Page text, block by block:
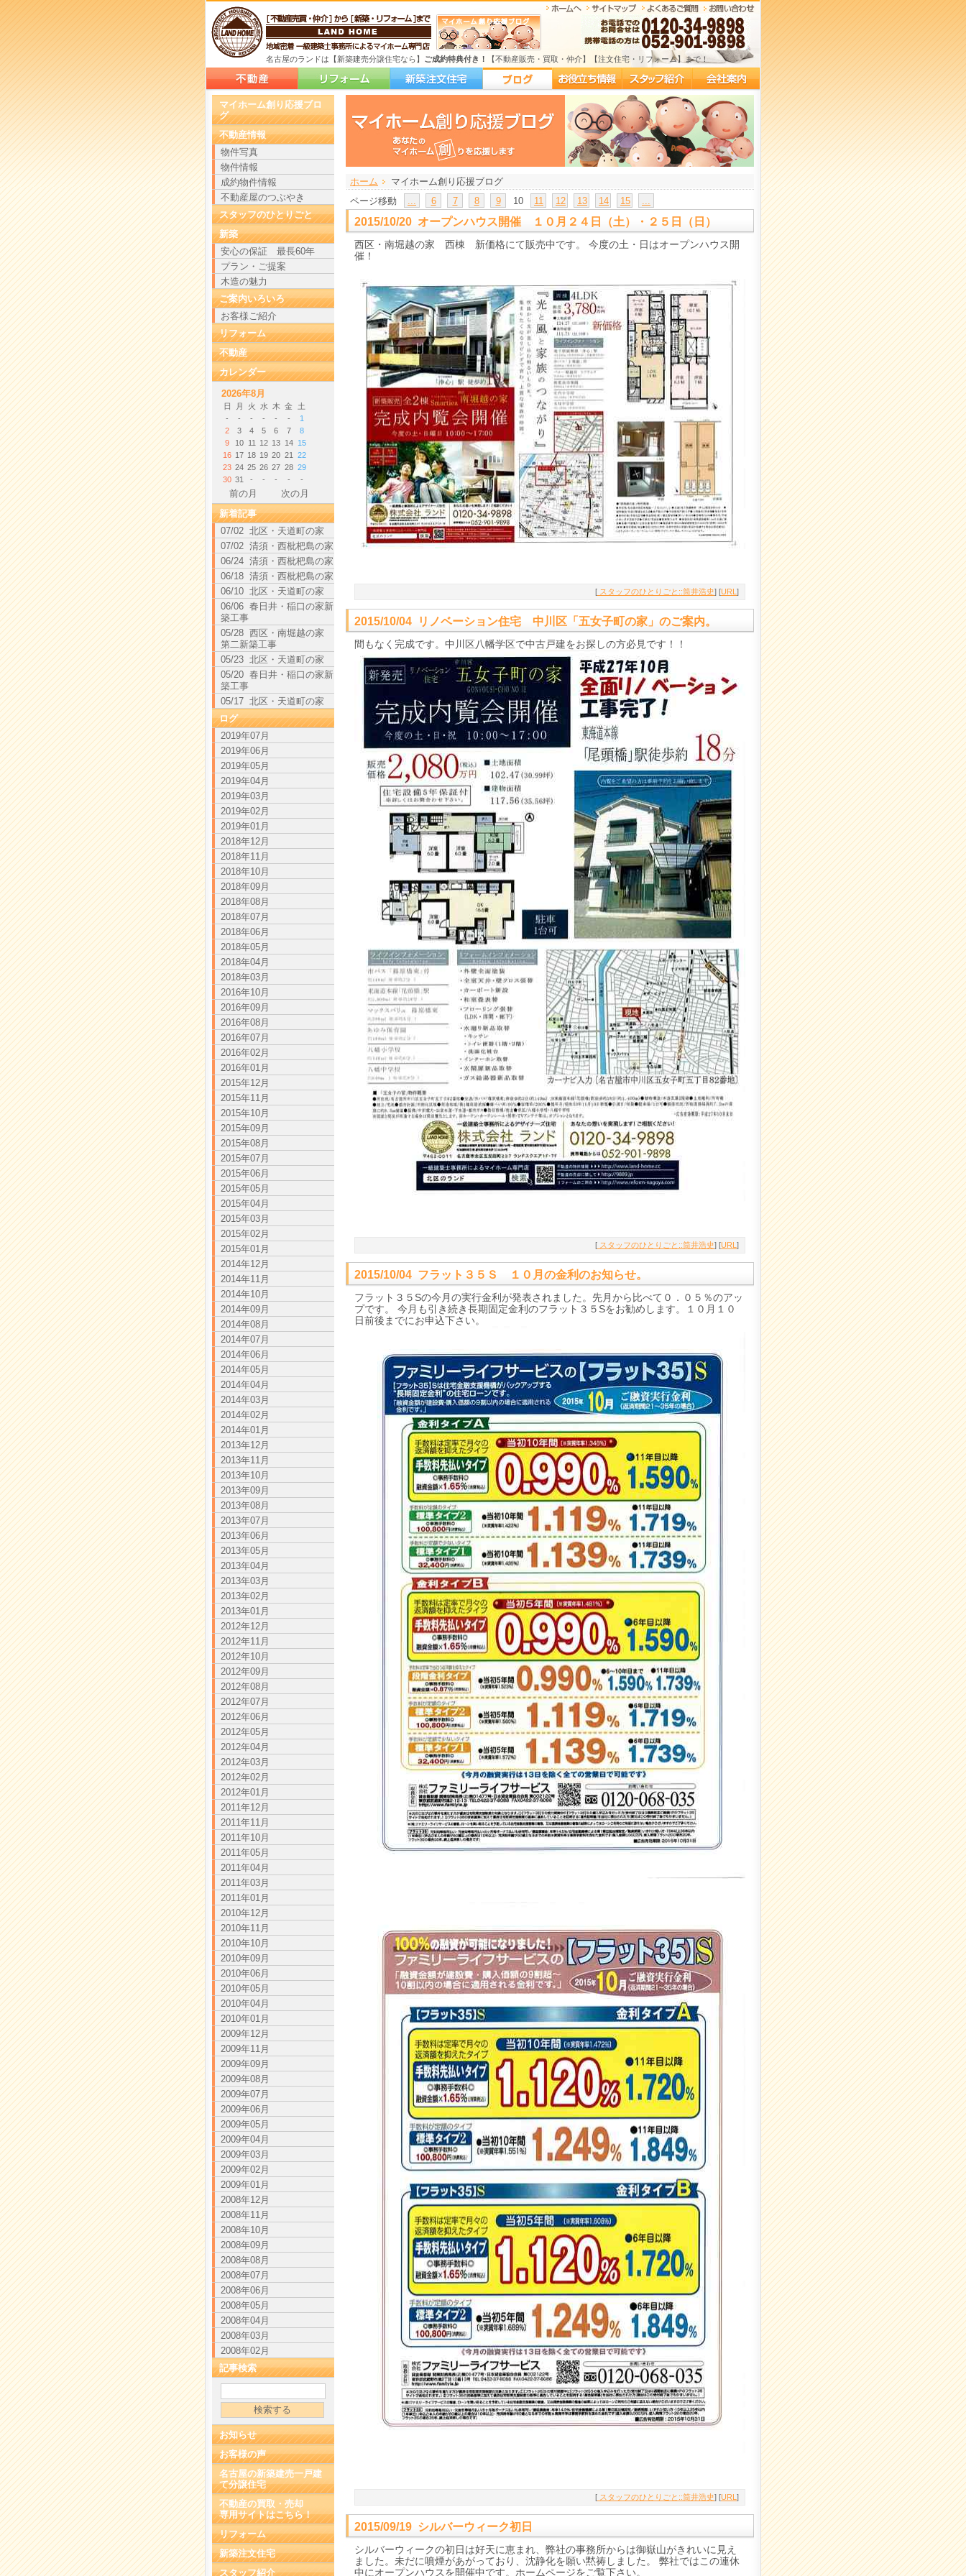
名古屋のランドは【新築建売分譲住宅なら】 ご成約特典付き！ 【不動産販売・買取・仲介】【注文住宅・リフォーム】まで！
ホーム
>
マイホーム創り応援ブログ
ページ移動
... 6 7 8 9 10 11 12 13 14 15 ...
2015/10/20 オープンハウス開催 １０月２４日（土）・２５日（日）
西区・南堀越の家 西棟 新価格にて販売中です。 今度の土・日はオープンハウス開
催！
[ スタッフのひとりごと::筒井浩史] [URL ]
2015/10/04 リノベーション住宅 中川区「五女子町の家」のご案内。
間もなく完成です。中川区八幡学区で中古戸建をお探しの方必見です！！
[ スタッフのひとりごと::筒井浩史] [URL ]
2015/10/04 フラット３５Ｓ １０月の金利のお知らせ。
フラット３５Sの今月の実行金利が発表されました。先月から比べて０．０５％のアッ
プです。 今月も引き続き長期固定金利のフラット３５Sをお勧めします。１０月１０
日前後までにお申込下さい。
[ スタッフのひとりごと::筒井浩史] [URL ]
2015/09/19 シルバーウィーク初日
シルバーウィークの初日は好天に恵まれ、弊社の事務所からは御嶽山がきれいに見え
ました。未だに噴煙があがっており、沈静化を願い黙祷しました。 弊社ではこの連休
中にオープンハウスを開催中です。ホームページをご覧下さい。
マイホーム創り応援ブロ
グ
不動産情報
物件写真
物件情報
成約物件情報
不動産屋のつぶやき
スタッフのひとりごと
新築
安心の保証 最長60年
プラン・ご提案
木造の魅力
ご案内いろいろ
お客様ご紹介
リフォーム
不動産
カレンダー
2026年8月
日 月 火 水 木 金
土
-
- - - - -
1
2
3 4 5 6 7
8
9
10 11 12 13 14
15
16 17 18 19 20 21
22
23 24 25 26 27 28 29
30 31 - - - - -
前の月
次の月
新着記事
07/02 北区・天道町の家
07/02 清須・西枇杷島の家
06/24 清須・西枇杷島の家
06/18 清須・西枇杷島の家
06/10 北区・天道町の家
06/06 春日井・稲口の家新
築工事
05/28 西区・南堀越の家
第二新築工事
05/23 北区・天道町の家
05/20 春日井・稲口の家新
築工事
05/17 北区・天道町の家
ログ
2019年07月
2019年06月
2019年05月
2019年04月
2019年03月
2019年02月
2019年01月
2018年12月
2018年11月
2018年10月
2018年09月
2018年08月
2018年07月
2018年06月
2018年05月
2018年04月
2018年03月
2016年10月
2016年09月
2016年08月
2016年07月
2016年02月
2016年01月
2015年12月
2015年11月
2015年10月
2015年09月
2015年08月
2015年07月
2015年06月
2015年05月
2015年04月
2015年03月
2015年02月
2015年01月
2014年12月
2014年11月
2014年10月
2014年09月
2014年08月
2014年07月
2014年06月
2014年05月
2014年04月
2014年03月
2014年02月
2014年01月
2013年12月
2013年11月
2013年10月
2013年09月
2013年08月
2013年07月
2013年06月
2013年05月
2013年04月
2013年03月
2013年02月
2013年01月
2012年12月
2012年11月
2012年10月
2012年09月
2012年08月
2012年07月
2012年06月
2012年05月
2012年04月
2012年03月
2012年02月
2012年01月
2011年12月
2011年11月
2011年10月
2011年05月
2011年04月
2011年03月
2011年01月
2010年12月
2010年11月
2010年10月
2010年09月
2010年06月
2010年05月
2010年04月
2010年01月
2009年12月
2009年11月
2009年09月
2009年08月
2009年07月
2009年06月
2009年05月
2009年04月
2009年03月
2009年02月
2009年01月
2008年12月
2008年11月
2008年10月
2008年09月
2008年08月
2008年07月
2008年06月
2008年05月
2008年04月
2008年03月
2008年02月
記事検索
お知らせ
お客様の声
名古屋の新築建売一戸建
て分譲住宅
不動産の買取・売却
専用サイトはこちら！
リフォーム
新築注文住宅
スタッフ紹介